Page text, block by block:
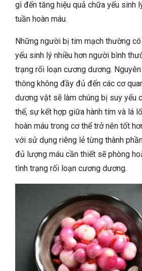
gì đến tăng hiệu quả chữa yếu sinh
tuần hoàn máu.
Những người bị tim mạch thường
yếu sinh lý nhiều hơn người bình
trạng rối loạn cương dương.
thông không đầy đủ đến các cơ
dương vật sẽ làm chúng bị suy yếu
thế, sự kết hợp giữa hành tím và lá
hoàn máu trong cơ thể trở nên tốt
với sử dụng riêng lẻ từng thành
đủ lượng máu cần thiết sẽ phòng
tình trạng rối loạn cương dương.